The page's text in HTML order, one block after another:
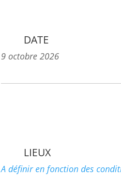
DATE
9 octobre 2026
LIEUX
A définir en fonction des